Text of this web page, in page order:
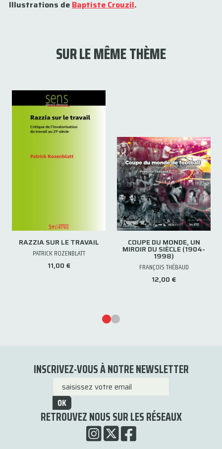
Illustrations deBaptiste Crouzil.
SUR LE MÊME THÈME
RAZZIA SUR LE TRAVAIL
PATRICK ROZENBLATT
11,00 €
COUPE DU MONDE, UN
MIROIR DU SIÈCLE (1904-
1998)
FRANÇOIS THÉBAUD
12,00 €
INSCRIVEZ-VOUS À NOTRE NEWSLETTER
OK
RETROUVEZ NOUS SUR LES RÉSEAUX